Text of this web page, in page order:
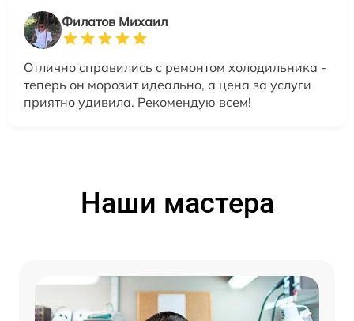
Филатов Михаил
Отлично справились с ремонтом холодильника -
теперь он морозит идеально, а цена за услуги
приятно удивила. Рекомендую всем!
Наши мастера